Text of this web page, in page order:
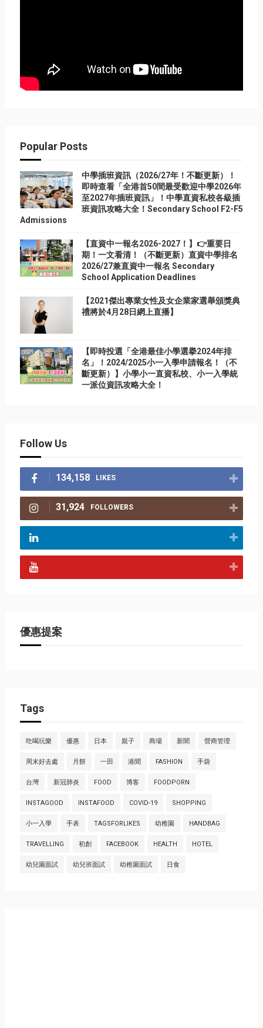
Popular Posts
中學插班資訊（2026/27年！不斷更新）！
即時查看「全港首50間最受歡迎中學2026年
至2027年插班資訊」！中學直資私校各級插
班資訊攻略大全！Secondary School F2-F5
Admissions
【直資中一報名2026-2027！】👉重要日
期！一文看清！（不斷更新）直資中學排名
2026/27兼直資中一報名 Secondary
School Application Deadlines
【2021傑出專業女性及女企業家選舉頒獎典
禮將於4月28日網上直播】
【即時投選「全港最佳小學選擧2024年排
名」！2024/2025小一入學申請報名！（不
斷更新）】小學小一直資私校、小一入學統
一派位資訊攻略大全！
Follow Us
134,158 LIKES
31,924 FOLLOWERS
優惠提案
Tags
吃喝玩樂 優惠 日本 親子 商場 新聞 營商管理
周末好去處 月餅 一田 港聞 FASHION 手袋
台灣 新冠肺炎 FOOD 博客 FOODPORN
INSTAGOOD INSTAFOOD COVID-19 SHOPPING
小一入學 手表 TAGSFORLIKES 幼稚園 HANDBAG
TRAVELLING 初創 FACEBOOK HEALTH HOTEL
幼兒園面試 幼兒班面試 幼稚園面試 日食